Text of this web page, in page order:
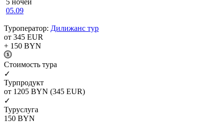
05.09
Туроператор: Дилижанс тур
от 345 EUR
+ 150 BYN
Cтоимость тура
✓
Турпродукт
от 1205 BYN (345 EUR)
✓
Туруслуга
150 BYN